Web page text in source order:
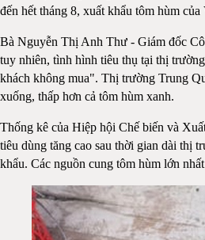
đến hết tháng 8, xuất khẩu tôm hùm
Bà Nguyễn Thị Anh Thư - Giám đốc
tuy nhiên, tình hình tiêu thụ tại thị
khách không mua". Thị trường Trung
xuống, thấp hơn cả tôm hùm xanh.
Thống kê của Hiệp hội Chế biến và
tiêu dùng tăng cao sau thời gian dài thị
khẩu. Các nguồn cung tôm hùm lớn